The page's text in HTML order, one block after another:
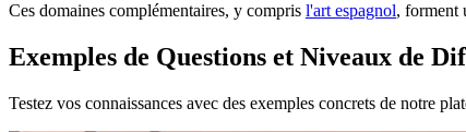
Ces domaines complémentaires, y compris l'art espagnol, forment
Exemples de Questions et Niveaux de
Testez vos connaissances avec des exemples concrets de notre